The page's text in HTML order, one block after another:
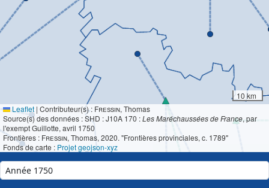
10 km
Leaflet | Contributeur(s) : Fressin, Thomas
Source(s) des données : SHD : J10A 170 :Les Maréchaussées de France, par
l'exempt Guillotte, avril 1750
Frontières : Fressin, Thomas, 2020. "Frontières provinciales, c. 1789"
Fonds de carte : Projet geojson-xyz